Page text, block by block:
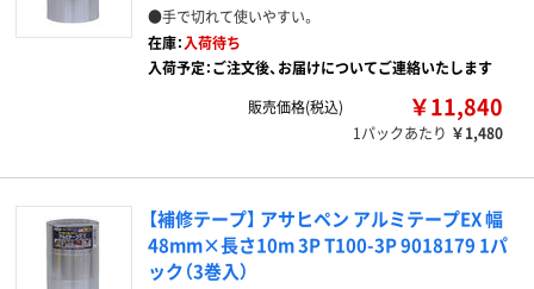
●手で切れて使いやすい。
在庫：入荷待ち
入荷予定：ご注文後、お届けについてご連絡いたします
販売価格(税込)
￥11,840
1パックあたり ￥1,480
【補修テープ】 アサヒペン アルミテープEX 幅
48mm×長さ10m 3P T100-3P 9018179 1パ
ック（3巻入）